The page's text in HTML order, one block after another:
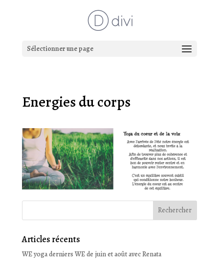
Sélectionner une page
Energies du corps
Articles récents
WE yoga derniers WE de juin et août avec Renata